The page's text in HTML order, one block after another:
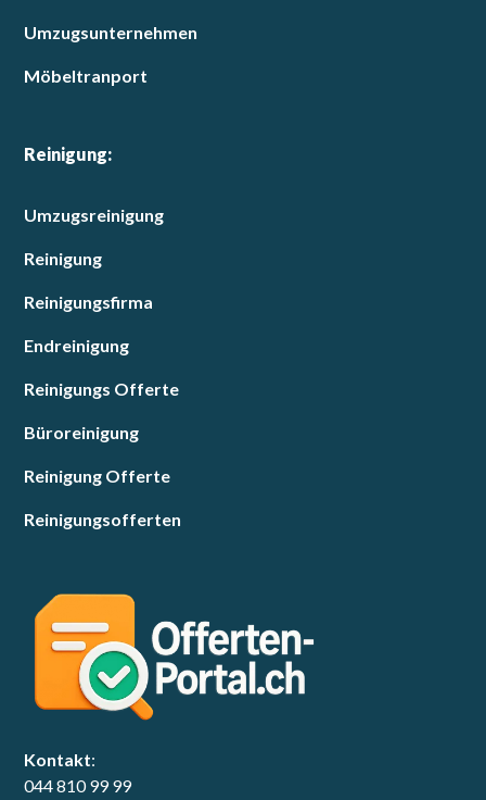
Umzugsunternehmen
Möbeltranport
Reinigung:
Umzugsreinigung
Reinigung
Reinigungsfirma
Endreinigung
Reinigungs Offerte
Büroreinigung
Reinigung Offerte
Reinigungsofferten
Kontakt:
044 810 99 99